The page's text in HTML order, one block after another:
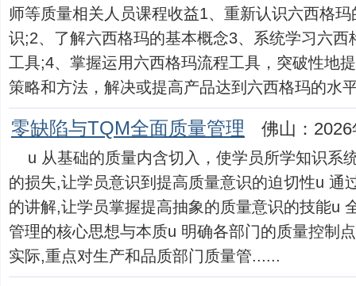
师等质量相关人员课程收益1、重新认识六西格
识;2、了解六西格玛的基本概念3、系统学习六
工具;4、掌握运用六西格玛流程工具，突破性地
策略和方法，解决或提高产品达到六西格玛的水
零缺陷与TQM全面质量管理 佛山：
u 从基础的质量内含切入，使学员所学知识系
的损失,让学员意识到提高质量意识的迫切性u 通
的讲解,让学员掌握提高抽象的质量意识的技能u
管理的核心思想与本质u 明确各部门的质量控制
实际,重点对生产和品质部门质量管......